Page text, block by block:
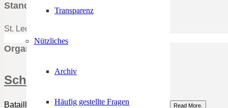
Transparenz
Nützliches
Archiv
Häufig gestellte Fragen
Standort
St. Leonhard in Passeier, Vereinshaus
Organisator
Schützenbataillon Passeier
Bataillonskommandant Artur Oberprantacher... Read More.